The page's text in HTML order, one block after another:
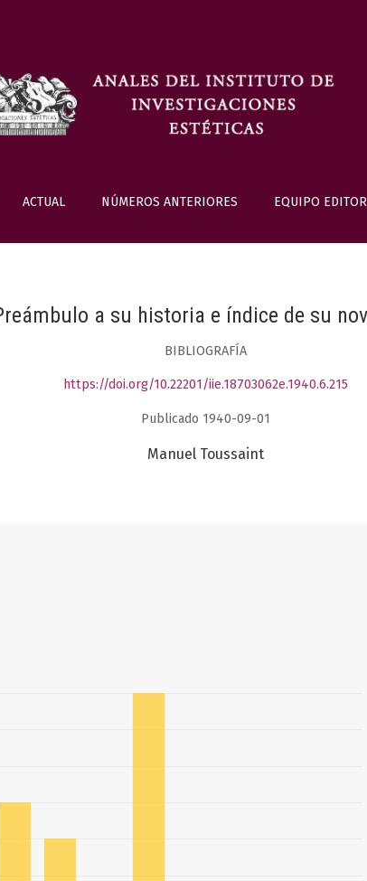
ACTUAL NÚMEROS ANTERIORES EQUIPO
a su historia e índice de su
BIBLIOGRAFÍA
https://doi.org/10.22201/iie.18703062e.1940.6.215
Publicado 1940-09-01
Manuel Toussaint